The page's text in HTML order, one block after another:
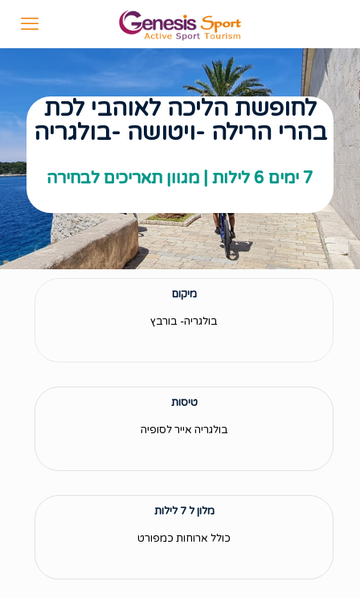
לחופשת הליכה לאוהבי לכת
בהרי הרילה -ויטושה -בולגריה
7 ימים 6 לילות | מגוון תאריכים לבחירה
מיקום
בולגריה- בורבץ
טיסות
בולגריה אייר לסופיה
מלון ל 7 לילות
כולל ארוחות כמפורט